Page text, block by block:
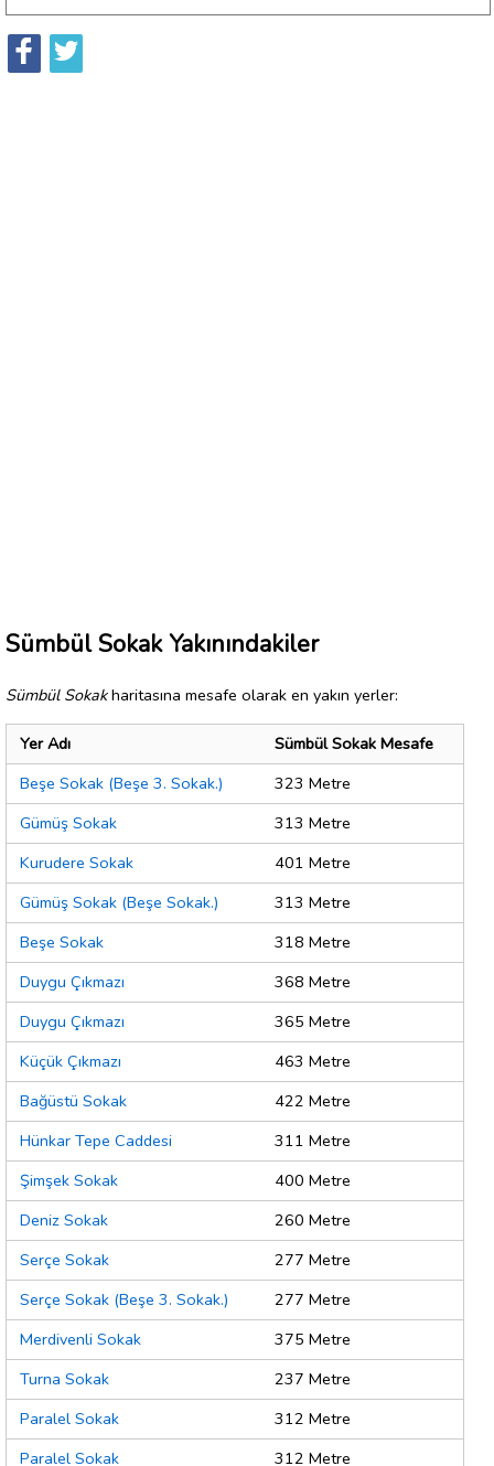
Sümbül Sokak Yakınındakiler
Sümbül Sokakharitasına mesafe olarak en yakın yerler:
Yer Adı
Sümbül Sokak Mesafe
Beşe Sokak (Beşe 3. Sokak.)
323 Metre
Gümüş Sokak
313 Metre
Kurudere Sokak
401 Metre
Gümüş Sokak (Beşe Sokak.)
313 Metre
Beşe Sokak
318 Metre
Duygu Çıkmazı
368 Metre
Duygu Çıkmazı
365 Metre
Küçük Çıkmazı
463 Metre
Bağüstü Sokak
422 Metre
Hünkar Tepe Caddesi
311 Metre
Şimşek Sokak
400 Metre
Deniz Sokak
260 Metre
Serçe Sokak
277 Metre
Serçe Sokak (Beşe 3. Sokak.)
277 Metre
Merdivenli Sokak
375 Metre
Turna Sokak
237 Metre
Paralel Sokak
312 Metre
Paralel Sokak
312 Metre